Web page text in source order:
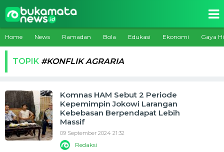
Home News Ramadan Bola Edukasi Ekonomi Gaya
TOPIK #KONFLIK AGRARIA
Komnas HAM Sebut 2 Periode
Kepemimpin Jokowi Larangan
Kebebasan Berpendapat Lebih
Massif
09 September 2024 21:32
Redaksi